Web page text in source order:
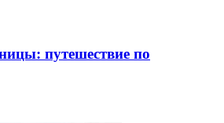
путешествие по